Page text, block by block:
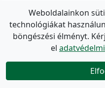
lock_openelőterj.
event_availableFeltöltve:
7 MB PDF
előterj.
Feltöltve:
Weboldalainkon
technológiákat
böngészési élményt.
el